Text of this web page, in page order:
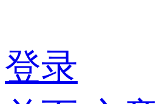
登录